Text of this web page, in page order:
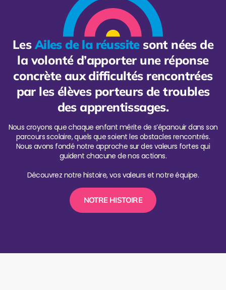
LesAiles de la réussitesont nées de
la volonté d’apporter une réponse
concrète aux difficultés rencontrées
par les élèves porteurs de troubles
des apprentissages.
Nous croyons que chaque enfant mérite de s’épanouir dans son
parcours scolaire, quels que soient les obstacles rencontrés.
Nous avons fondé notre approche sur des valeurs fortes qui
guident chacune de nos actions.
Découvrez notre histoire, vos valeurs et notre équipe.
NOTRE HISTOIRE